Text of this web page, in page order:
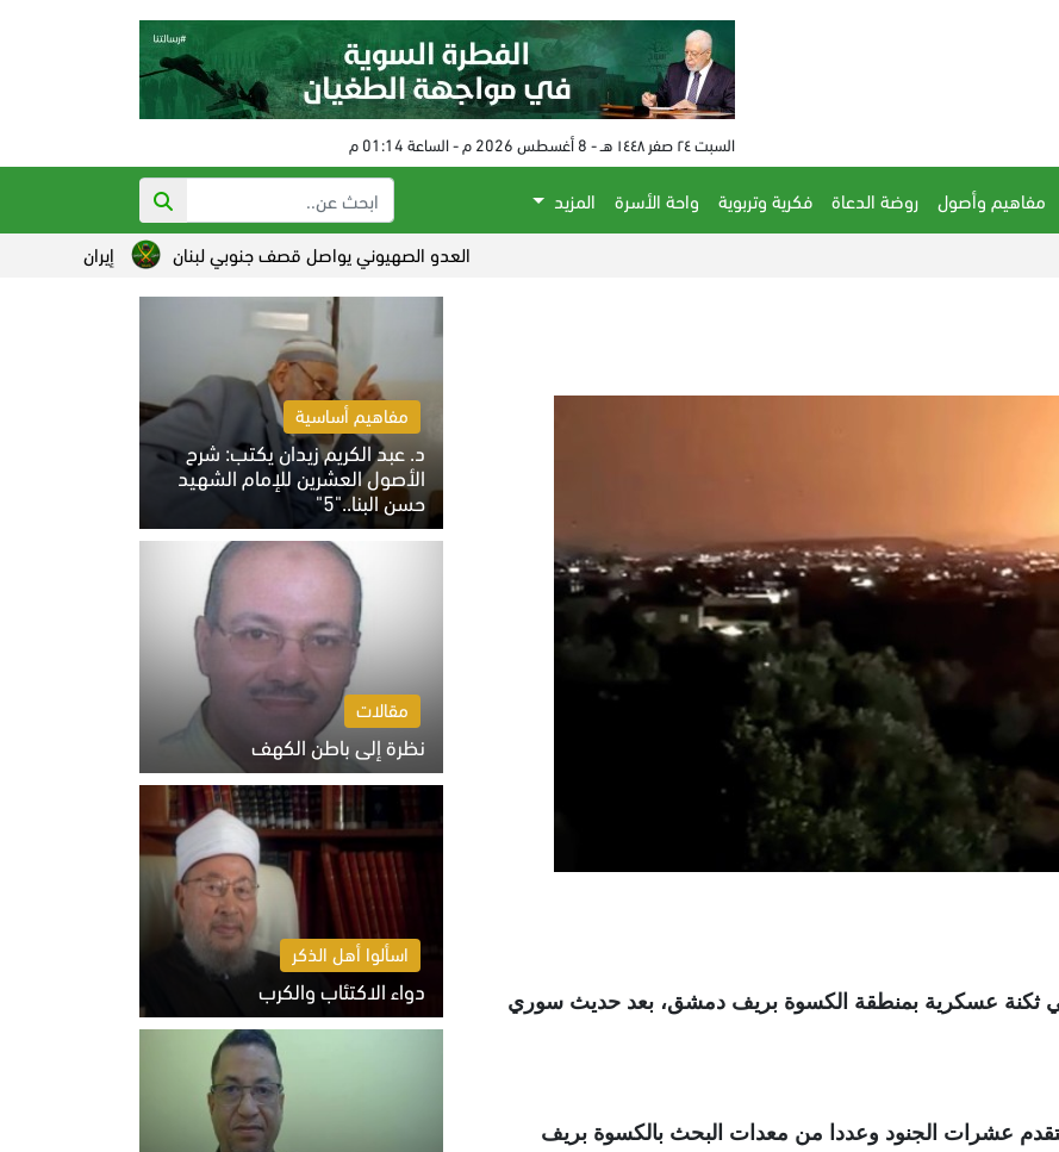
السبت ٢٤ صفر ١٤٤٨ هـ - 8 أغسطس 2026 م - الساعة 01:14 م
مفاهيم وأصول روضة الدعاة فكرية وتربوية واحة الأسرة
المزيد
العدو الصهيوني يواصل قصف جنوبي لبنان
إيران تضع شروطا لفتح
في ثكنة عسكرية بمنطقة الكسوة بريف دمشق، بعد حديث سوري
عشرات الجنود وعددا من معدات البحث بالكسوة بريف
مفاهيم أساسية
د. عبد الكريم زيدان يكتب: شرح
الأصول العشرين للإمام الشهيد
حسن البنا.."5"
السبت 8 أغسطس 2026 10:46 ص
مقالات
نظرة إلى باطن الكهف
السبت 8 أغسطس 2026 11:04 ص
اسألوا أهل الذكر
دواء الاكتئاب والكرب
السبت 8 أغسطس 2026 10:54 ص